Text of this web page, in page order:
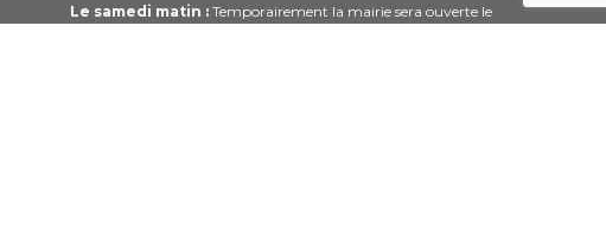
Le samedi matin :Temporairement la mairie sera ouverte le